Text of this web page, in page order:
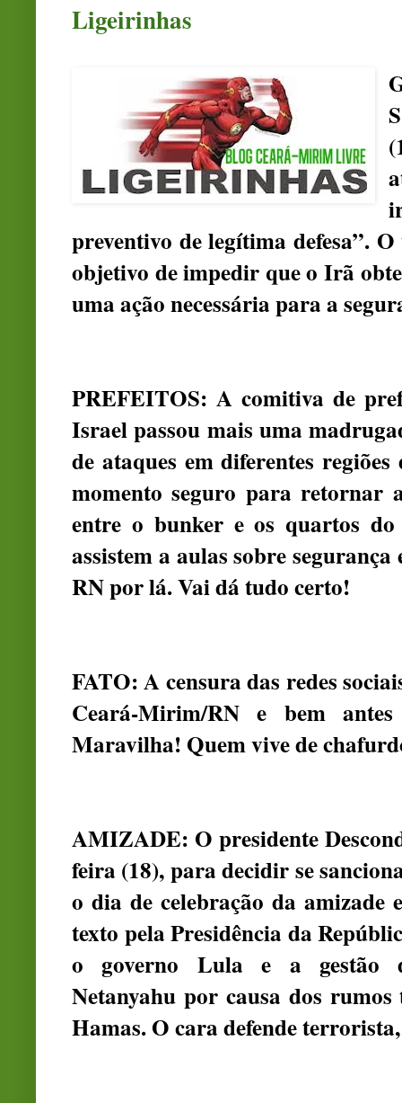
Ligeirinhas
preventivo de legítima defesa”.
objetivo de impedir que o Irã
uma ação necessária para a
PREFEITOS: A comitiva de
Israel passou mais uma
de ataques em diferentes
momento seguro para retornar
entre o bunker e os quartos
assistem a aulas sobre
RN por lá. Vai dá tudo certo!
FATO: A censura das redes
Ceará-Mirim/RN e bem
Maravilha! Quem vive de
AMIZADE: O presidente
feira (18), para decidir se
o dia de celebração da
texto pela Presidência da
o governo Lula e a gestão
Netanyahu por causa dos
Hamas. O cara defende